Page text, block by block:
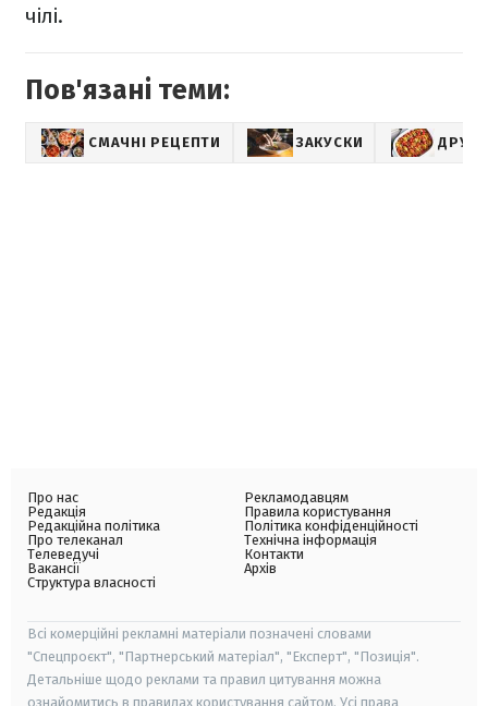
чілі.
Пов'язані теми:
СМАЧНІ РЕЦЕПТИ ЗАКУСКИ
Про нас
Редакція
Редакційна політика
Про телеканал
Телеведучі
Вакансії
Структура власності
Рекламодавцям
Правила користування
Політика конфіденційності
Технічна інформація
Контакти
Архів
Всі комерційні рекламні матеріали позначені словами
"Спецпроєкт", "Партнерський матеріал", "Експерт", "Позиція".
Детальніше щодо реклами та правил цитування можна
ознайомитись в правилах користування сайтом. Усі права